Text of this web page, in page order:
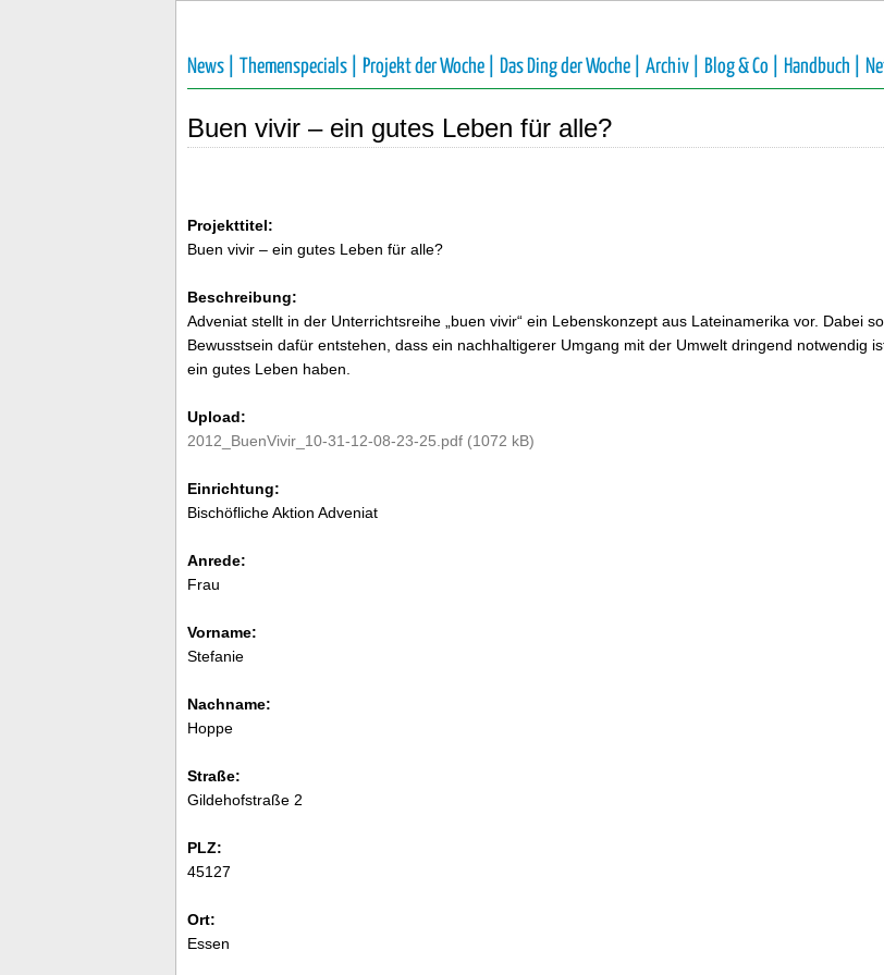
News | Themenspecials | Projekt der Woche | Das Ding der Woche | Archiv | Blog & Co | Handbuch |
Buen vivir – ein gutes Leben für alle?
Projekttitel:
Buen vivir – ein gutes Leben für alle?
Beschreibung:
Adveniat stellt in der Unterrichtsreihe „buen vivir“ ein Lebenskonzept aus Lateinamerika vor. Dabei
Bewusstsein dafür entstehen, dass ein nachhaltigerer Umgang mit der Umwelt dringend notwendig
ein gutes Leben haben.
Upload:
2012_BuenVivir_10-31-12-08-23-25.pdf (1072 kB)
Einrichtung:
Bischöfliche Aktion Adveniat
Anrede:
Frau
Vorname:
Stefanie
Nachname:
Hoppe
Straße:
Gildehofstraße 2
PLZ:
45127
Ort:
Essen